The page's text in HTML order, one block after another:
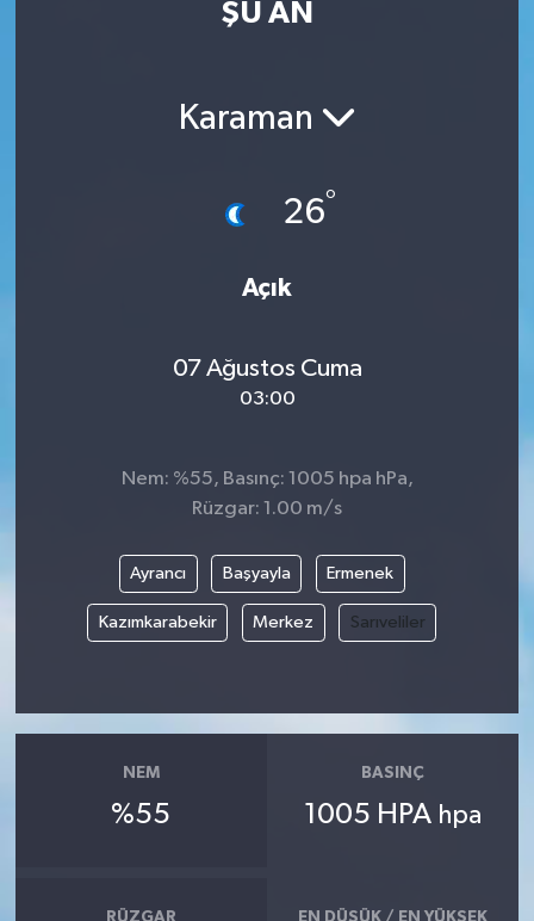
ŞU AN
Karaman
26°
Açık
07 Ağustos Cuma
03:00
Nem: %55, Basınç: 1005 hpa hPa,
Rüzgar: 1.00 m/s
Ayrancı Başyayla Ermenek
Kazımkarabekir Merkez Sarıveliler
NEM
%55
BASINÇ
1005 HPA hpa